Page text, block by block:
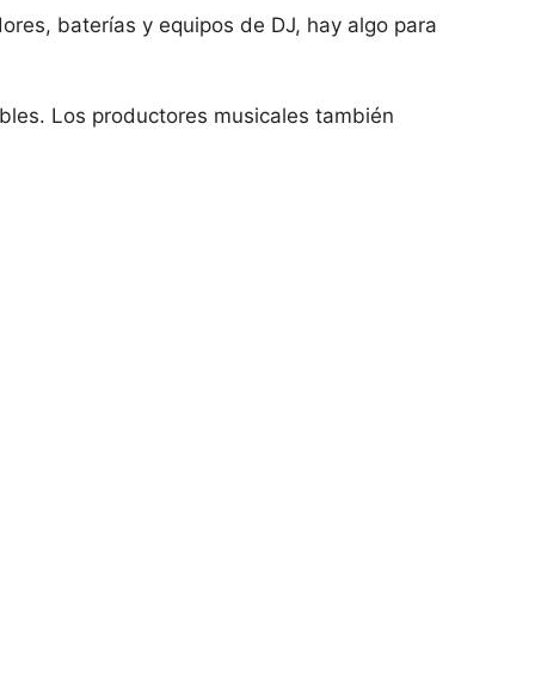
baterías y equipos de DJ, hay algo para
Los productores musicales también